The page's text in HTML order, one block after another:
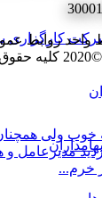
کارگزاری
واحد روابط
ولی همچنان
مدیرعامل
خرم...